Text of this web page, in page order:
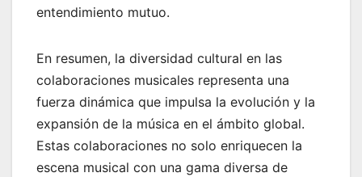
entendimiento mutuo.
En resumen, la diversidad cultural en las
colaboraciones musicales representa una
fuerza dinámica que impulsa la evolución y la
expansión de la música en el ámbito global.
Estas colaboraciones no solo enriquecen la
escena musical con una gama diversa de